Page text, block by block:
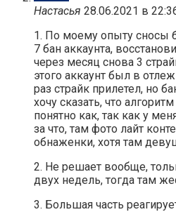
Настасья 28.06.2021 в
1. По моему опыту сносы
7 бан аккаунта,
через месяц снова 3
этого аккаунт был в
раз страйк прилетел, но
хочу сказать, что
понятно как, так как у
за что, там фото лайт
обнаженки, хотя там
2. Не решает вообще,
двух недель, тогда там
3. Большая часть